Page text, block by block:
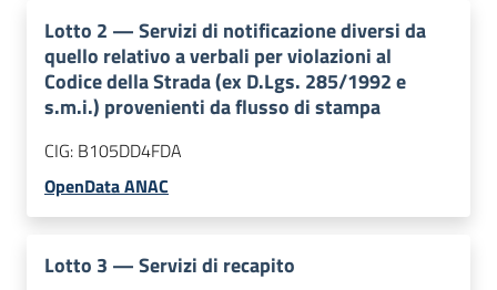
Lotto 2 —Servizi di notificazione diversi da
quello relativo a verbali per violazioni al
Codice della Strada (ex D.Lgs. 285/1992 e
s.m.i.) provenienti da flusso di stampa
CIG: B105DD4FDA
OpenData ANAC
Lotto 3 —Servizi di recapito